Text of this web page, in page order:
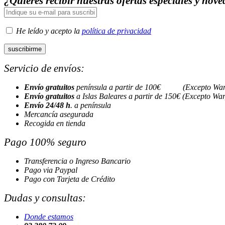
He leído y acepto la política de privacidad
Servicio de envíos:
Envío gratuitos península a partir de 100€ (Excepto
Envío gratuitos a Islas Baleares a partir de 150€ (Excepto
Envío 24/48 h. a península
Mercancía asegurada
Recogida en tienda
Pago 100% seguro
Transferencia o Ingreso Bancario
Pago via Paypal
Pago con Tarjeta de Crédito
Dudas y consultas:
Donde estamos